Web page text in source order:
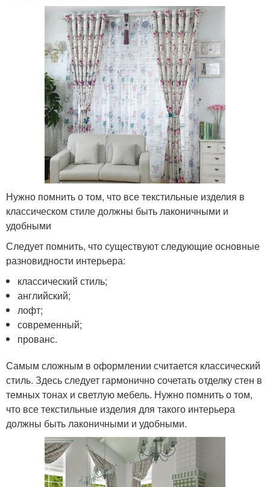
Нужно помнить о том, что все текстильные изделия в
классическом стиле должны быть лаконичными и
удобными
Следует помнить, что существуют следующие основные
разновидности интерьера:
классический стиль;
английский;
лофт;
современный;
прованс.
Самым сложным в оформлении считается классический
стиль. Здесь следует гармонично сочетать отделку стен в
темных тонах и светлую мебель. Нужно помнить о том,
что все текстильные изделия для такого интерьера
должны быть лаконичными и удобными.